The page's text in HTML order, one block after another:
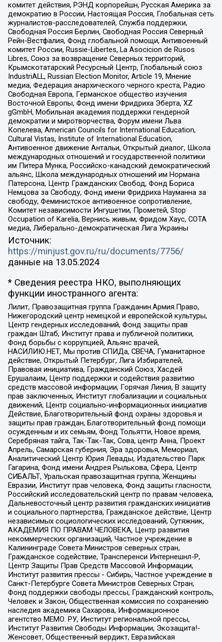
комитет действия, РЭНД корпорейшн, Русская Америка за
демократию в России, Настоящая Россия, Глобальная сеть
журналистов-расследователей, Служба поддержки,
Свободная Россия Берлин, Свободная Россия Северный
Рейн-Вестфалия, Фонд глобальной помощи, Антивоенный
комитет России, Russie-Libertes, La Asocicion de Rusos
Libres, Союз за возвращение Северных территорий,
Крымскотатарский Ресурсный Центр, Глобальный союз
IndustriALL, Russian Election Monitor, Article 19, Мнение
медиа, Федерация анархического черного креста, Радио
Свободная Европа, Германское общество изучения
Восточной Европы, Фонд имени Фридриха Эберта, XZ
gGmbH, Мобильная академия поддержки гендерной
демократии и миротворчества, Форум имени Льва
Копелева, American Councils for International Education,
Cultural Vistas, Institute of International Education,
Антивоенное движение Антальи, Открытый диалог, Школа
международных отношений и государственной политики
им Питера Мунка, Российско-канадский демократический
альянс, Школа международных отношений им Нормана
Патерсона, Центр Гражданских Свобод, Фонд Бориса
Немцова за Свободу, Фонд имени Фридриха Науманна за
свободу, Феминистское антивоенное сопротивление,
Комитет независимости Ингушетии, Прометей, Stop
Occupation of Karelia, Вернись живым, Фридом Хаус, СОТА
медиа, Либерально-демократическая Лига Украины
Источник:
https://minjust.gov.ru/ru/documents/7756/
данные на 13.05.2024
* Сведения реестра НКО, выполняющих
функции иностранного агента:
Лилит, Правозащитная группа Гражданин.Армия.Право,
Нижегородский центр немецкой и европейской культуры,
Центр гендерных исследований, Фонд защиты прав
граждан Штаб, Институт права и публичной политики,
Фонд борьбы с коррупцией, Альянс врачей,
НАСИЛИЮ.НЕТ, Мы против СПИДа, СВЕЧА, Гуманитарное
действие, Открытый Петербург, Лига Избирателей,
Правовая инициатива, Гражданский Союз, Хасдей
Ерушалаим, Центр поддержки и содействия развитию
средств массовой информации, Горячая Линия, В защиту
прав заключенных, Институт глобализации и социальных
движений, Центр социально-информационных инициатив
Действие, Благотворительный фонд охраны здоровья и
защиты прав граждан, Благотворительный фонд помощи
осужденным и их семьям, Фонд Тольятти, Новое время,
Серебряная тайга, Так-Так-Так, Сова, центр Анна, Проект
Апрель, Самарская губерния, Эра здоровья, Мемориал,
Аналитический Центр Юрия Левады, Издательство Парк
Гагарина, Фонд имени Андрея Рылькова, Сфера, Центр
СИБАЛЬТ, Уральская правозащитная группа, Женщины
Евразии, Институт прав человека, Фонд защиты гласности,
Российский исследовательский центр по правам человека,
Дальневосточный центр развития гражданских инициатив
и социального партнерства, Гражданское действие, Центр
независимых социологических исследований, Сутяжник,
АКАДЕМИЯ ПО ПРАВАМ ЧЕЛОВЕКА, Центр развития
некоммерческих организаций, Частное учреждение в
Калининграде Совета Министров северных стран,
Гражданское содействие, Трансперенси Интернешнл-Р,
Центр Защиты Прав Средств Массовой Информации,
Институт развития прессы - Сибирь, Частное учреждение в
Санкт-Петербурге Совета Министров Северных Стран,
Фонд поддержки свободы прессы, Гражданский контроль,
Человек и Закон, Общественная комиссия по сохранению
наследия академика Сахарова, Информационное
агентство МЕМО. РУ, Институт региональной прессы,
Институт Развития Свободы Информации, Экозащита!-
Женсовет, Общественный вердикт, Евразийская